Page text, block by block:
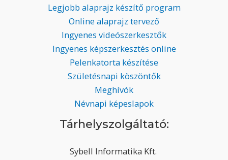
Legjobb alaprajz készítő program
Online alaprajz tervező
Ingyenes videószerkesztők
Ingyenes képszerkesztés online
Pelenkatorta készítése
Születésnapi köszöntők
Meghívók
Névnapi képeslapok
Tárhelyszolgáltató:
Sybell Informatika Kft.